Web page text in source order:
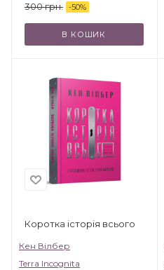
300грн. -50%
В КОШИК
Коротка історія всього
Кен Вілбер
Terra Incognita